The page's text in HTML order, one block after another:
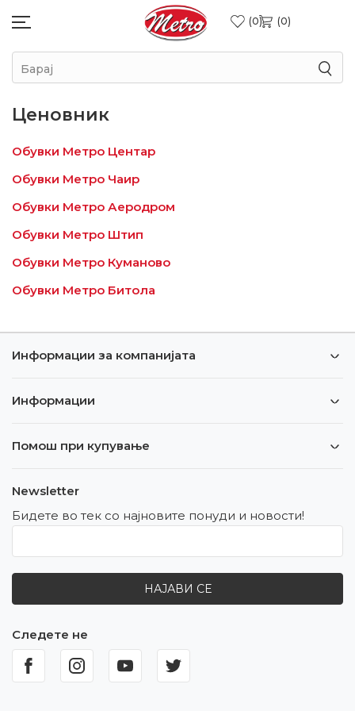
0 0
Барај
Ценовник
Обувки Метро Центар
Обувки Метро Чаир
Обувки Метро Аеродром
Обувки Метро Штип
Обувки Метро Куманово
Обувки Метро Битола
Информации за компанијата
Информации
Помош при купување
Newsletter
Бидете во тек со најновите понуди и новости!
НАЈАВИ СЕ
Следете не